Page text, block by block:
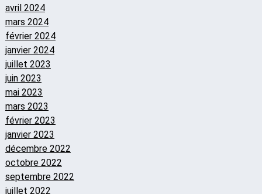
avril 2024
mars 2024
février 2024
janvier 2024
juillet 2023
juin 2023
mai 2023
mars 2023
février 2023
janvier 2023
décembre 2022
octobre 2022
septembre 2022
juillet 2022